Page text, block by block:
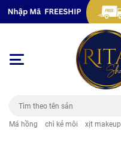
Má hồng chì kẻ môi xịt makeup